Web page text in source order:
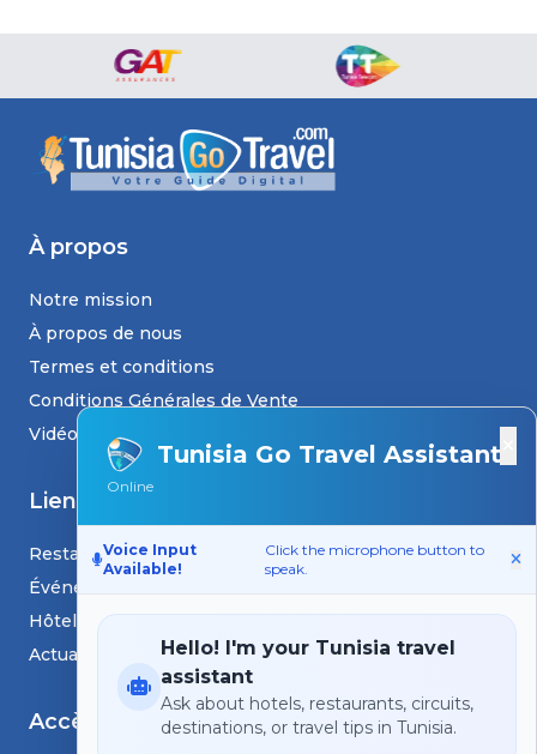
Tunisia Go Travel Assistant
Online
Voice Input
Available!
Click the microphone button to
speak.
Hello! I'm your Tunisia travel
assistant
Ask about hotels, restaurants, circuits,
destinations, or travel tips in Tunisia.
À propos
Notre mission
À propos de nous
Termes et conditions
Conditions Générales de Vente
Vidéos
Liens
Restaurants
Événements
Hôtels
Actualités et blogs
Accès